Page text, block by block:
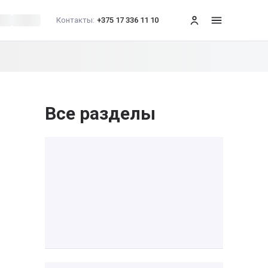
Контакты: +375 17 336 11 10 меню
Все разделы